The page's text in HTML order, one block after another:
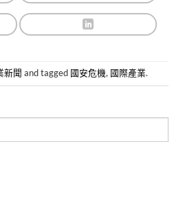
新聞 and tagged 國安危機, 國際產業.